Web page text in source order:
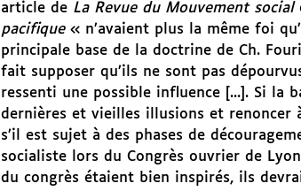
article de La Revue du Mouvement social
pacifique« n’avaient plus la même foi
principale base de la doctrine de Ch.
fait supposer qu’ils ne sont pas
ressenti une possible influence [...]. Si la
dernières et vieilles illusions et renoncer
s’il est sujet à des phases de
socialiste lors du Congrès ouvrier de
du congrès étaient bien inspirés, ils